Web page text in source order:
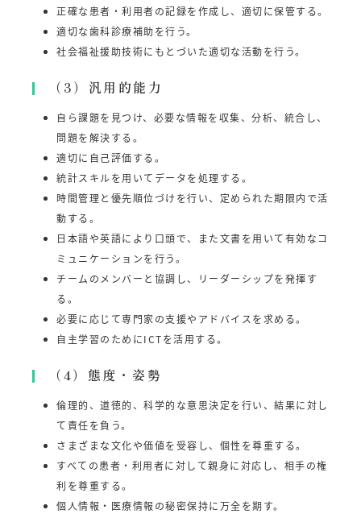
正確な患者・利用者の記録を作成し、適切に保管する。
適切な歯科診療補助を行う。
社会福祉援助技術にもとづいた適切な活動を行う。
（3）汎用的能力
自ら課題を見つけ、必要な情報を収集、分析、統合し、
問題を解決する。
適切に自己評価する。
統計スキルを用いてデータを処理する。
時間管理と優先順位づけを行い、定められた期限内で活
動する。
日本語や英語により口頭で、また文書を用いて有効なコ
ミュニケーションを行う。
チームのメンバーと協調し、リーダーシップを発揮す
る。
必要に応じて専門家の支援やアドバイスを求める。
自主学習のためにICTを活用する。
（4）態度・姿勢
倫理的、道徳的、科学的な意思決定を行い、結果に対し
て責任を負う。
さまざまな文化や価値を受容し、個性を尊重する。
すべての患者・利用者に対して親身に対応し、相手の権
利を尊重する。
個人情報・医療情報の秘密保持に万全を期す。